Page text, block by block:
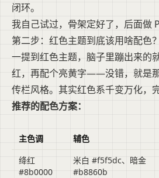
闭环。
我自己试过，骨架定好了，后面做
第二步：红色主题到底该用啥配色
一提到红色主题，脑子里蹦出来的
红，再配个亮黄字——没错，就是
传栏风格。其实红色系千变万化，
推荐的配色方案：
主色调 辅色
绛红
#8b0000
米白 #f5f5dc、暗金
#b8860b